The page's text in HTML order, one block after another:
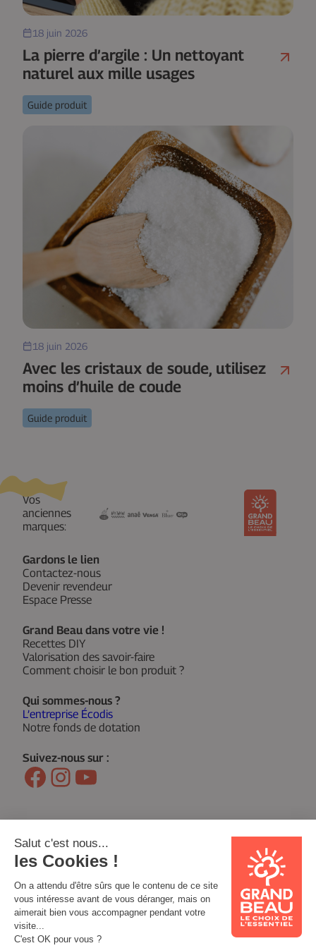
18 juin 2026
La pierre d’argile : Un nettoyant
naturel aux mille usages
Guide produit
18 juin 2026
Avec les cristaux de soude, utilisez
moins d’huile de coude
Guide produit
Vos
anciennes
marques:
Gardons le lien
Contactez-nous
Devenir revendeur
Espace Presse
Grand Beau dans votre vie !
Recettes DIY
Valorisation des savoir-faire
Comment choisir le bon produit ?
Qui sommes-nous ?
L’entreprise Écodis
Notre fonds de dotation
Suivez-nous sur :
Facebook
Instagram
YouTube
© 2026 Grand Beau
Mentions légalesPolitique de confidentialité Support